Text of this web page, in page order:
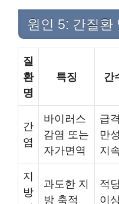
원인 5: 간질환
질
환
명
특징 간
간
염
바이러스
감염 또는
자가면역
급
만
지
지
방
과도한 지
방 축적
적
이